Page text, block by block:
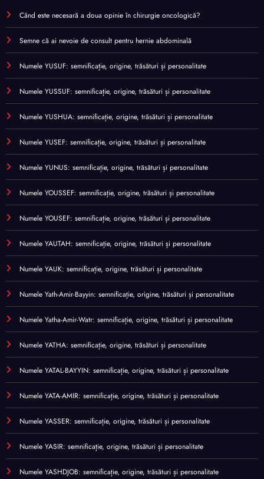
Când este necesară a doua opinie în chirurgie oncologică?
Semne că ai nevoie de consult pentru hernie abdominală
Numele YUSUF: semnificație, origine, trăsături și personalitate
Numele YUSSUF: semnificație, origine, trăsături și personalitate
Numele YUSHUA: semnificație, origine, trăsături și personalitate
Numele YUSEF: semnificație, origine, trăsături și personalitate
Numele YUNUS: semnificație, origine, trăsături și personalitate
Numele YOUSSEF: semnificație, origine, trăsături și personalitate
Numele YOUSEF: semnificație, origine, trăsături și personalitate
Numele YAUTAH: semnificație, origine, trăsături și personalitate
Numele YAUK: semnificație, origine, trăsături și personalitate
Numele Yath-Amir-Bayyin: semnificație, origine, trăsături și personalitate
Numele Yatha-Amir-Watr: semnificație, origine, trăsături și personalitate
Numele YATHA: semnificație, origine, trăsături și personalitate
Numele YATAL-BAYYIN: semnificație, origine, trăsături și personalitate
Numele YATA-AMIR: semnificație, origine, trăsături și personalitate
Numele YASSER: semnificație, origine, trăsături și personalitate
Numele YASIR: semnificație, origine, trăsături și personalitate
Numele YASHDJOB: semnificație, origine, trăsături și personalitate